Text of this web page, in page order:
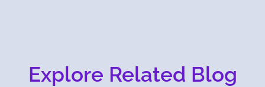
Explore Related Blog